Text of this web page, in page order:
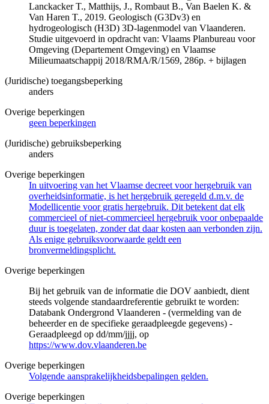
Lanckacker T., Matthijs, J., Rombaut B., Van Baelen K. &
Van Haren T., 2019. Geologisch (G3Dv3) en
hydrogeologisch (H3D) 3D-lagenmodel van Vlaanderen.
Studie uitgevoerd in opdracht van: Vlaams Planbureau voor
Omgeving (Departement Omgeving) en Vlaamse
Milieumaatschappij 2018/RMA/R/1569, 286p. + bijlagen
(Juridische) toegangsbeperking
anders
Overige beperkingen
geen beperkingen
(Juridische) gebruiksbeperking
anders
Overige beperkingen
In uitvoering van het Vlaamse decreet voor hergebruik van
overheidsinformatie, is het hergebruik geregeld d.m.v. de
Modellicentie voor gratis hergebruik. Dit betekent dat elk
commercieel of niet-commercieel hergebruik voor onbepaalde
duur is toegelaten, zonder dat daar kosten aan verbonden zijn.
Als enige gebruiksvoorwaarde geldt een
bronvermeldingsplicht.
Overige beperkingen
Bij het gebruik van de informatie die DOV aanbiedt, dient
steeds volgende standaardreferentie gebruikt te worden:
Databank Ondergrond Vlaanderen - (vermelding van de
beheerder en de specifieke geraadpleegde gegevens) -
Geraadpleegd op dd/mm/jjjj, op
https://www.dov.vlaanderen.be
Overige beperkingen
Volgende aansprakelijkheidsbepalingen gelden.
Overige beperkingen